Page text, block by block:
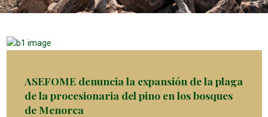
ASEFOME denuncia la expansión de la plaga
de la procesionaria del pino en los bosques
de Menorca